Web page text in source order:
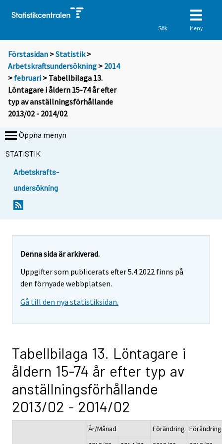
Sök Meny
Förstasidan >Statistik >
Arbetskraftsundersökning > 2014
> februari > Tabellbilaga 13.
Löntagare i åldern 15-74 år efter
typ av anställningsförhållande
2013/02 - 2014/02
Öppna menyn
STATISTIK
Arbetskrafts-
undersökning
Denna sida är arkiverad.
Uppgifter som publicerats efter 5.4.2022 finns på
den förnyade webbplatsen.
Gå till den nya statistiksidan.
Tabellbilaga 13. Löntagare i
åldern 15-74 år efter typ av
anställningsförhållande
2013/02 - 2014/02
År/Månad Förändring Förändring